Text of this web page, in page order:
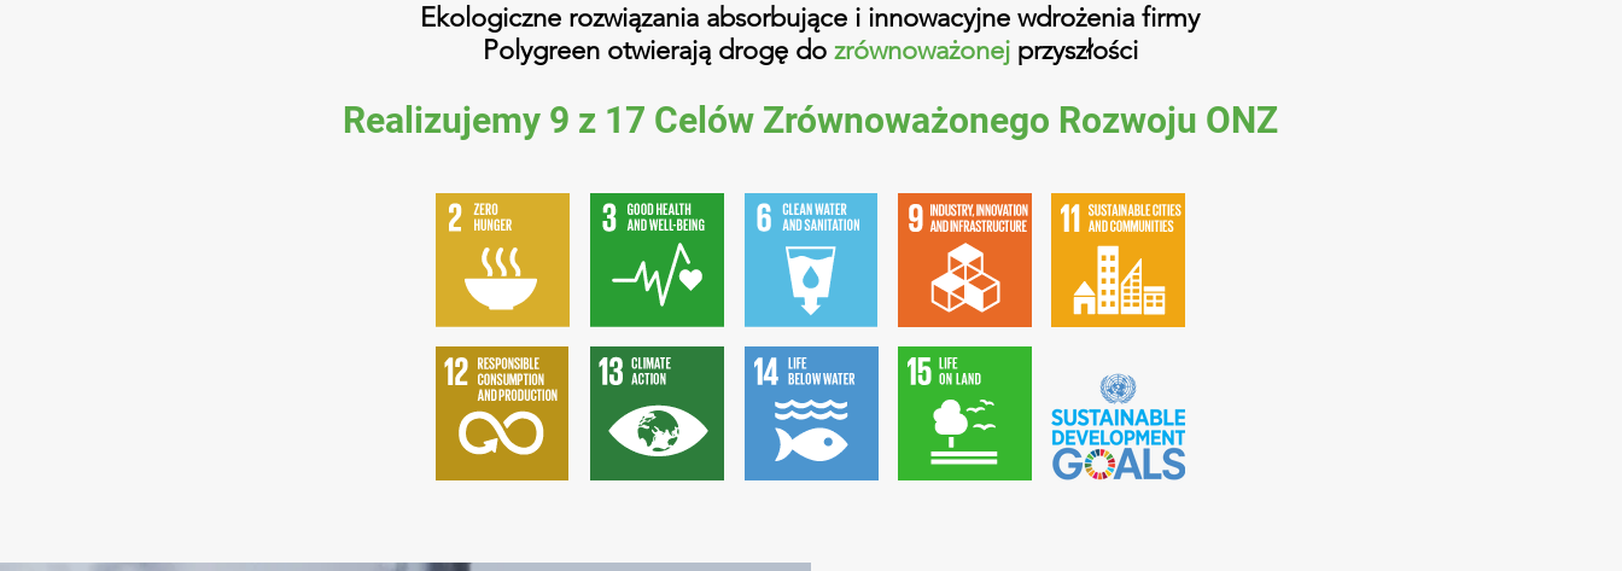
Ekologiczne rozwiązania absorbujące i innowacyjne wdrożenia firmy
Polygreen otwierają drogę do zrównoważonejprzyszłości
Realizujemy 9 z 17 Celów Zrównoważonego Rozwoju ONZ